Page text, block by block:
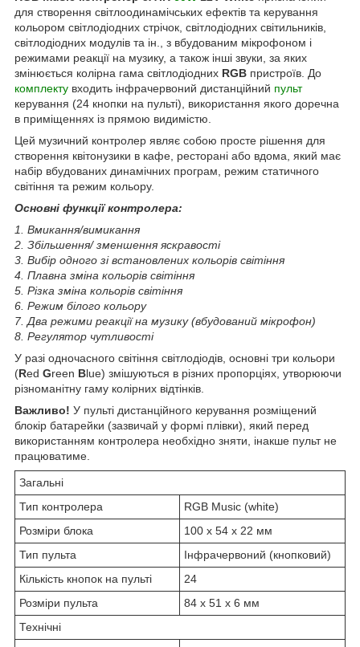
для створення світлоодинамічських ефектів та керування
кольором світлодіодних стрічок, світлодіодних світильників,
світлодіодних модулів та ін., з вбудованим мікрофоном і
режимами реакції на музику, а також інші звуки, за яких
змінюється колірна гама світлодіодних RGB пристроїв. До
комплекту входить інфрачервоний дистанційний пульт
керування (24 кнопки на пульті), використання якого доречна
в приміщеннях із прямою видимістю.
Цей музичний контролер являє собою просте рішення для
створення квітонузики в кафе, ресторані або вдома, який має
набір вбудованих динамічних програм, режим статичного
світіння та режим кольору.
Основні функції контролера:
1. Вмикання/вимикання
2. Збільшення/ зменшення яскравості
3. Вибір одного зі встановлених кольорів світіння
4. Плавна зміна кольорів світіння
5. Різка зміна кольорів світіння
6. Режим білого кольору
7. Два режими реакції на музику (вбудований мікрофон)
8. Регулятор чутливості
У разі одночасного світіння світлодіодів, основні три кольори
(Red Green Blue) змішуються в різних пропорціях, утворюючи
різноманітну гаму колірних відтінків.
Важливо! У пульті дистанційного керування розміщений
блокір батарейки (зазвичай у формі плівки), який перед
використанням контролера необхідно зняти, інакше пульт не
працюватиме.
Загальні
Тип контролера
RGB Music (white)
Розміри блока
100 x 54 x 22 мм
Тип пульта
Інфрачервоний (кнопковий)
Кількість кнопок на пульті
24
Розміри пульта
84 x 51 x 6 мм
Технічні